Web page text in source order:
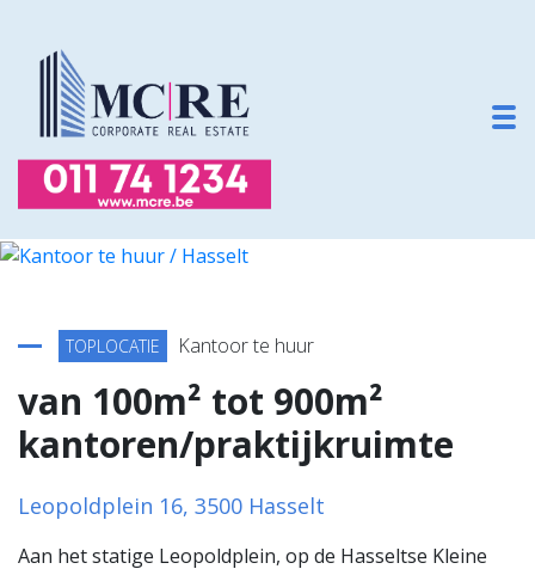
Terug naar overzicht
TOPLOCATIE Kantoor te huur
van 100m² tot 900m²
kantoren/praktijkruimte
Leopoldplein 16, 3500 Hasselt
Aan het statige Leopoldplein, op de Hasseltse Kleine